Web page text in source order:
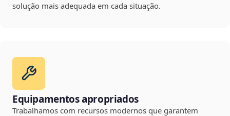
solução mais adequada em cada situação.
Equipamentos apropriados
Trabalhamos com recursos modernos que garantem